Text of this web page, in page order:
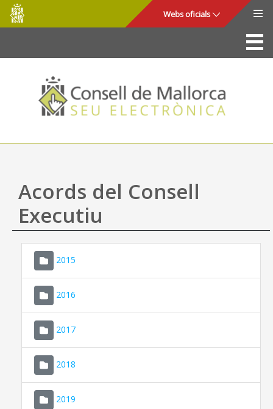
Salta al contingut principal
Consell
de
Mallorca
Webs oficials
La Seu
Consell de Mallorca
Accés i seguretat
Utilitats
Ajuda
Acords del Consell
Executiu
2015
2016
2017
2018
2019